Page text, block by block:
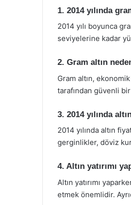
1. 2014 yılında
2014 yılı boyunca
seviyelerine kadar
2. Gram altın
Gram altın,
tarafından güvenli
3. 2014 yılında
2014 yılında altın
gerginlikler, döviz
4. Altın yatırımı
Altın yatırımı
etmek önemlidir.